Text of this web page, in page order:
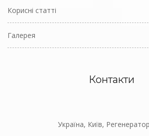
Корисні статті
Галерея
Контакти
Україна, Київ,